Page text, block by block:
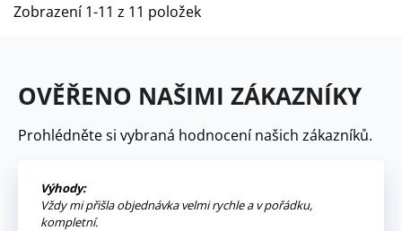
Zobrazení 1-11 z 11 položek
OVĚŘENO NAŠIMI ZÁKAZNÍKY
Prohlédněte si vybraná hodnocení našich zákazníků.
Výhody:
Vždy mi přišla objednávka velmi rychle a v pořádku,
kompletní.